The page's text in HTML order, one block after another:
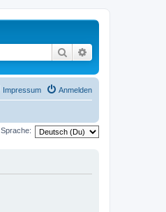
Suche
Anmelden
Impressum
Sprache: